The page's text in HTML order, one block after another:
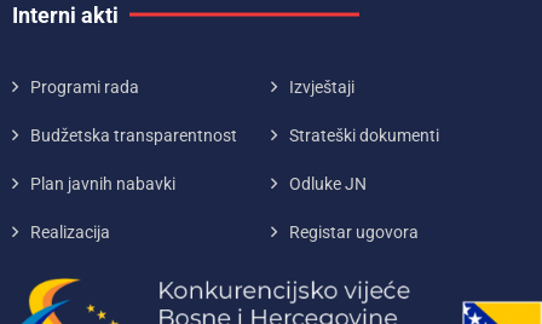
Interni akti
Programi rada Izvještaji
Budžetska transparentnost Strateški dokumenti
Plan javnih nabavki Odluke JN
Realizacija Registar ugovora